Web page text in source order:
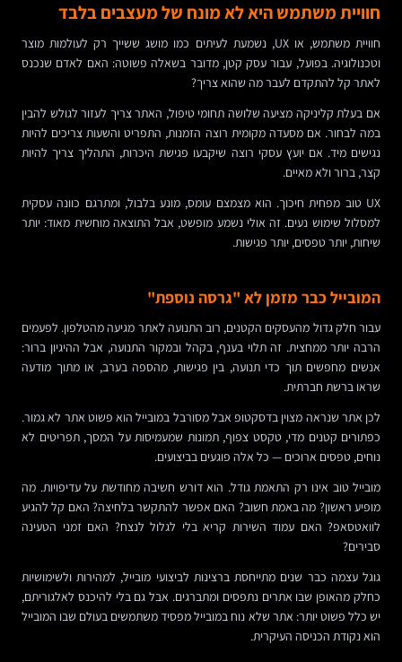
חוויית משתמש היא לא מונח של מעצבים בלבד
חוויית משתמש, או UX, נשמעת לעיתים כמו מושג ששייך רק לעולמות מוצר
וטכנולוגיה. בפועל, עבור עסק קטן, מדובר בשאלה פשוטה: האם לאדם שנכנס
לאתר קל להתקדם לעבר מה שהוא צריך?
אם בעלת קליניקה מציעה שלושה תחומי טיפול, האתר צריך לעזור לגולש להבין
במה לבחור. אם מסעדה מקומית רוצה הזמנות, התפריט והשעות צריכים להיות
נגישים מיד. אם יועץ עסקי רוצה שיקבעו פגישת היכרות, התהליך צריך להיות
קצר, ברור ולא מאיים.
UX טוב מפחית חיכוך. הוא מצמצם עומס, מונע בלבול, ומתרגם כוונה עסקית
למסלול שימוש נעים. זה אולי נשמע מופשט, אבל התוצאה מוחשית מאוד: יותר
שיחות, יותר טפסים, יותר פגישות.
המובייל כבר מזמן לא "גרסה נוספת"
עבור חלק גדול מהעסקים הקטנים, רוב התנועה לאתר מגיעה מהטלפון. לפעמים
הרבה יותר ממחצית. זה תלוי בענף, בקהל ובמקור התנועה, אבל ההיגיון ברור:
אנשים מחפשים תוך כדי תנועה, בין פגישות, מהספה בערב, או מתוך מודעה
שראו ברשת חברתית.
לכן אתר שנראה מצוין בדסקטופ אבל מסורבל במובייל הוא פשוט אתר לא גמור.
כפתורים קטנים מדי, טקסט צפוף, תמונות שמעמיסות על המסך, תפריטים לא
נוחים, טפסים ארוכים — כל אלה פוגעים בביצועים.
מובייל טוב אינו רק התאמת גודל. הוא דורש חשיבה מחודשת על עדיפויות. מה
מופיע ראשון? מה באמת חשוב? האם אפשר להתקשר בלחיצה? האם קל להגיע
לוואטסאפ? האם עמוד השירות קריא בלי לגלול לנצח? האם זמני הטעינה
סבירים?
גוגל עצמה כבר שנים מתייחסת ברצינות לביצועי מובייל, למהירות ולשימושיות
כחלק מהאופן שבו אתרים נתפסים ומתברגים. אבל גם בלי להיכנס לאלגוריתם,
יש כלל פשוט יותר: אתר שלא נוח במובייל מפסיד משתמשים בעולם שבו המובייל
הוא נקודת הכניסה העיקרית.